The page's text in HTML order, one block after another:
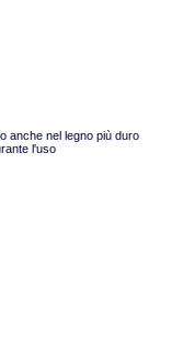
anche nel legno più duro
l'uso